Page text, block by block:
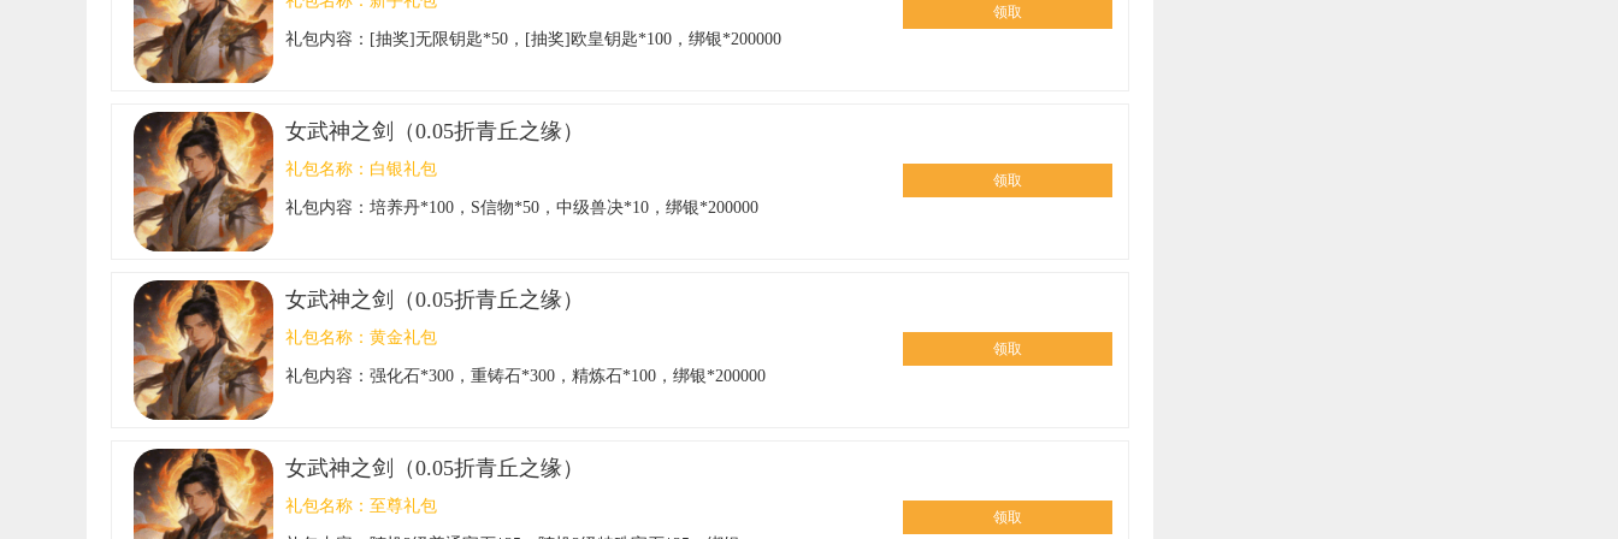
礼包内容： [抽奖]无限钥匙*50，[抽奖]欧皇钥匙*100，绑银*200000
领取
女武神之剑（0.05折青丘之缘）
礼包名称： 白银礼包
礼包内容： 培养丹*100，S信物*50，中级兽决*10，绑银*200000
领取
女武神之剑（0.05折青丘之缘）
礼包名称： 黄金礼包
礼包内容： 强化石*300，重铸石*300，精炼石*100，绑银*200000
领取
女武神之剑（0.05折青丘之缘）
礼包名称： 至尊礼包
领取